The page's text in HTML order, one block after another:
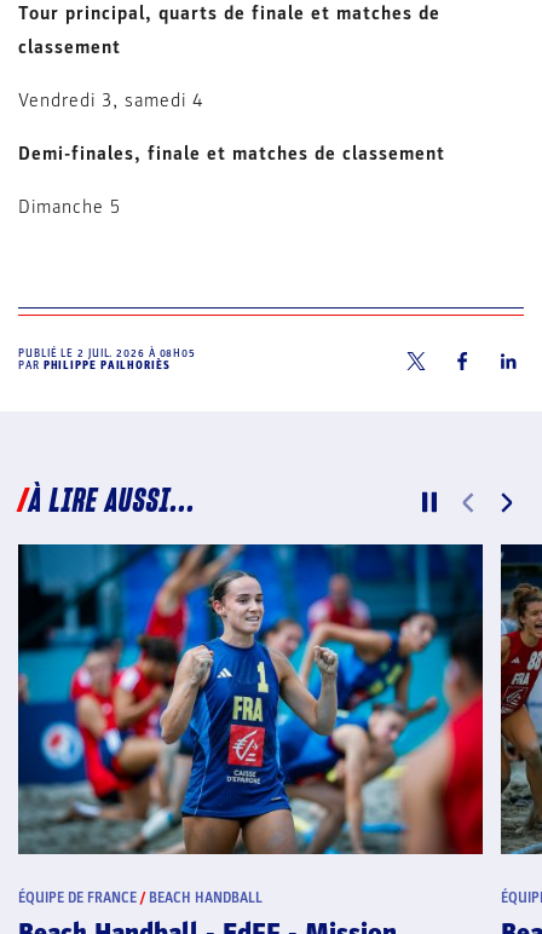
Tour principal, quarts de finale et matches de
classement
Vendredi 3, samedi 4
Demi-finales, finale et matches de classement
Dimanche 5
PUBLIÉ LE2 JUIL. 2026 À 08H05
PAR PHILIPPE PAILHORIÈS
À LIRE AUSSI...
ÉQUIPE DE FRANCE / BEACH HANDBALL